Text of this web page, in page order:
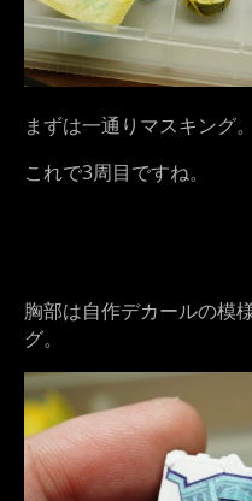
まずは一通りマスキング。
これで3周目ですね。
胸部は自作デカールの模
グ。